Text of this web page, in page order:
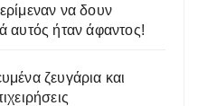
να δουν
αυτός ήταν άφαντος!
ζευγάρια και